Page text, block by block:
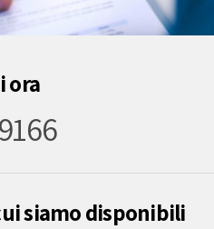
ora
siamo disponibili